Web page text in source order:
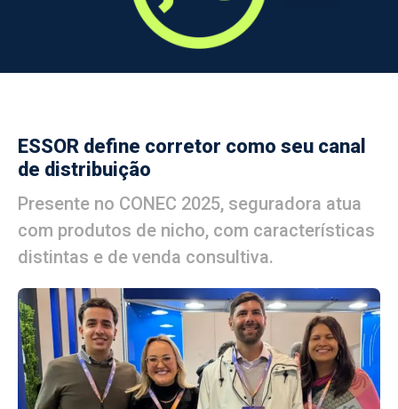
ESSOR define corretor como seu canal
de distribuição
Presente no CONEC 2025, seguradora atua
com produtos de nicho, com características
distintas e de venda consultiva.